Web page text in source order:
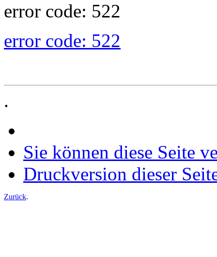
error code: 522
error code: 522
.
Sie können diese Seite
Druckversion dieser
Zurück.